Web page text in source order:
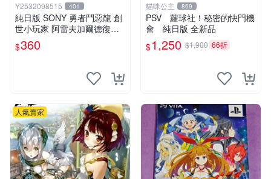
Y2532098515 401
純日版 SONY 勇者鬥惡龍 創
世小玩家 阿雷夫加爾德復興
記9成新盒裝完整現貨馬上出
$360
貓咪公主 869
PSV 蘿球社！秘密的快門機
會 純日版 全新品
$1,250 $1,900 66折
人氣賣家